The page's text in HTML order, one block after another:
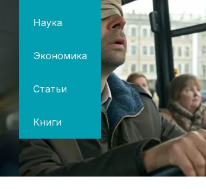
Наука
Экономика
Статьи
Книги